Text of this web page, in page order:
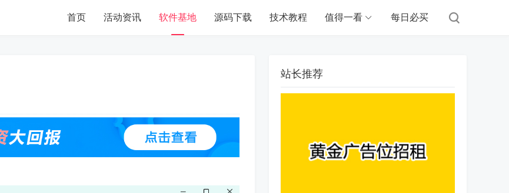
首页 活动资讯 软件基地 源码下载 技术教程 值得一看 每日必买
站长推荐